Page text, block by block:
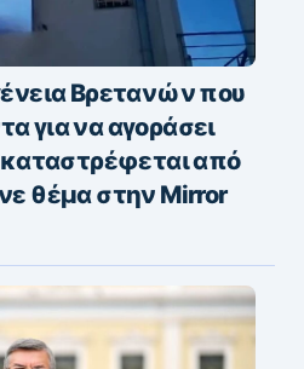
Βρετανών που
για να αγοράσει
καταστρέφεται από
θέμα στην Mirror